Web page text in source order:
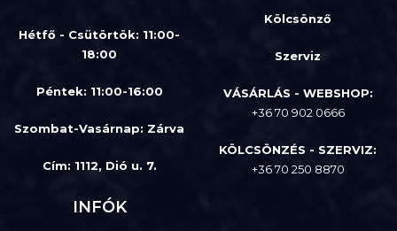
Hétfő - Csütörtök: 11:00-
18:00
Péntek: 11:00-16:00
Szombat-Vasárnap: Zárva
Cím: 1112, Dió u. 7.
Kölcsönző
Szerviz
VÁSÁRLÁS - WEBSHOP:
+36 70 902 0666
KÖLCSÖNZÉS - SZERVIZ:
+36 70 250 8870
INFÓK